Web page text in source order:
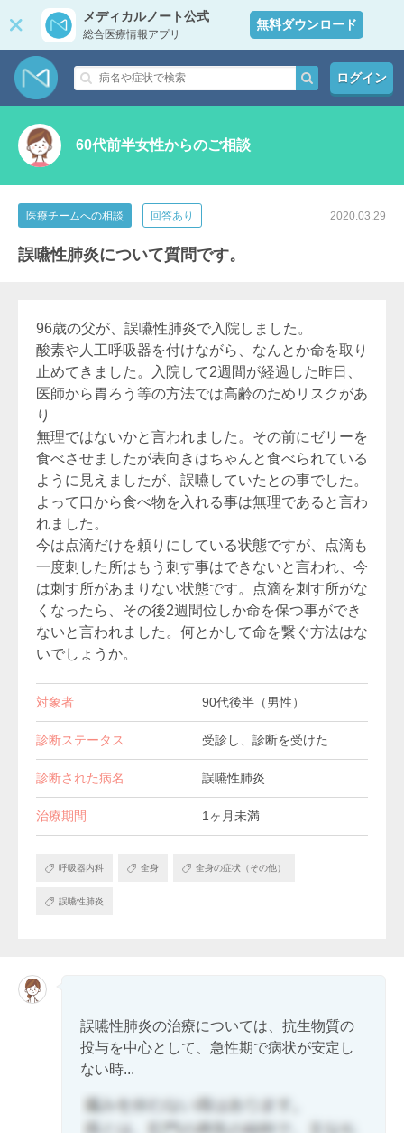
メディカルノート公式
総合医療情報アプリ
無料ダウンロード
ログイン
60代前半女性からのご相談
医療チームへの相談 回答あり 2020.03.29
誤嚥性肺炎について質問です。
96歳の父が、誤嚥性肺炎で入院しました。
酸素や人工呼吸器を付けながら、なんとか命を取り
止めてきました。入院して2週間が経過した昨日、
医師から胃ろう等の方法では高齢のためリスクがあ
り
無理ではないかと言われました。その前にゼリーを
食べさせましたが表向きはちゃんと食べられている
ように見えましたが、誤嚥していたとの事でした。
よって口から食べ物を入れる事は無理であると言わ
れました。
今は点滴だけを頼りにしている状態ですが、点滴も
一度刺した所はもう刺す事はできないと言われ、今
は刺す所があまりない状態です。点滴を刺す所がな
くなったら、その後2週間位しか命を保つ事ができ
ないと言われました。何とかして命を繋ぐ方法はな
いでしょうか。
対象者 90代後半（男性）
診断ステータス 受診し、診断を受けた
診断された病名 誤嚥性肺炎
治療期間 1ヶ月未満
呼吸器内科 全身 全身の症状（その他）
誤嚥性肺炎
誤嚥性肺炎の治療については、抗生物質の
投与を中心として、急性期で病状が安定し
ない時...